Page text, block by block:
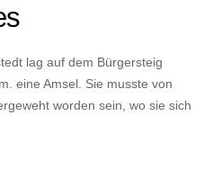
lag auf dem Bürgersteig
eine Amsel. Sie musste von
worden sein, wo sie sich